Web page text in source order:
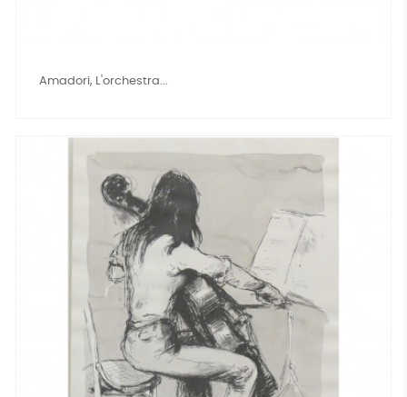
Amadori, L'orchestra...